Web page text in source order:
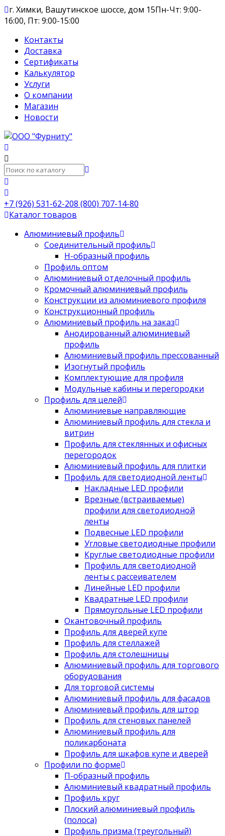
г. Химки, Вашутинское шоссе, дом 15Пн-Чт: 9:00-
16:00, Пт: 9:00-15:00
Контакты
Доставка
Сертификаты
Калькулятор
Услуги
О компании
Магазин
Новости
+7 (926) 531-62-208 (800) 707-14-80
Каталог товаров
Алюминиевый профиль
Соединительный профиль
Н-образный профиль
Профиль оптом
Алюминиевый отделочный профиль
Кромочный алюминиевый профиль
Конструкции из алюминиевого профиля
Конструкционный профиль
Алюминиевый профиль на заказ
Анодированный алюминиевый
профиль
Алюминиевый профиль прессованный
Изогнутый профиль
Комплектующие для профиля
Модульные кабины и перегородки
Профиль для целей
Алюминиевые направляющие
Алюминиевый профиль для стекла и
витрин
Профиль для стеклянных и офисных
перегородок
Алюминиевый профиль для плитки
Профиль для светодиодной ленты
Накладные LED профили
Врезные (встраиваемые)
профили для светодиодной
ленты
Подвесные LED профили
Угловые светодиодные профили
Круглые светодиодные профили
Профиль для светодиодной
ленты с рассеивателем
Линейные LED профили
Квадратные LED профили
Прямоугольные LED профили
Окантовочный профиль
Профиль для дверей купе
Профиль для стеллажей
Профиль для столешницы
Алюминиевый профиль для торгового
оборудования
Для торговой системы
Алюминиевый профиль для фасадов
Алюминиевый профиль для штор
Профиль для стеновых панелей
Алюминиевый профиль для
поликарбоната
Профиль для шкафов купе и дверей
Профили по форме
П-образный профиль
Алюминиевый квадратный профиль
Профиль круг
Плоский алюминиевый профиль
(полоса)
Профиль призма (треугольный)